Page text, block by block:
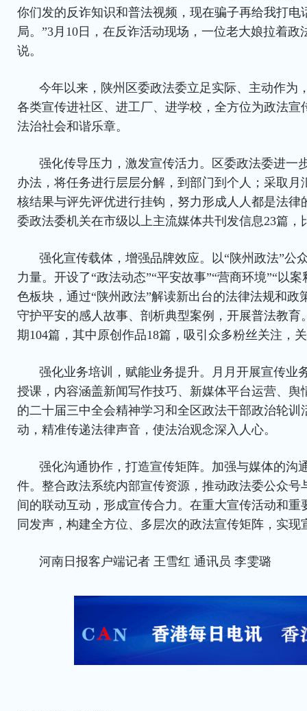
你们发的反诈知识和普法视频，现在骗子再给我打电
局。”3月10日，在反诈活动现场，一位老大娘拉着
说。
今年以来，陕州区委政法委立足实际、主动作为
各类宣传进社区、进工厂、进学校，全方位为政法宣
法治社会和谐乐章。
强化传导压力，激发宣传活力。区委政法委进一
办法，将任务进行层层分解，到部门到个人；采取月
核结果与评先评优进行挂钩，努力形成人人都是法律
委政法委机关在市级以上主流媒体共刊发信息23篇，
强化宣传载体，增强品牌效应。以“陕州政法”公
力量。开设了“政法动态”“平安故事”“营商环境”“以
色板块，通过“陕州政法”解读新出台的法律法规和政
守护平安的感人故事、剖析典型案例，开展普法教育
期104篇，其中原创作品18篇，吸引众多粉丝关注，
强化业务培训，赋能业务提升。月月开展宣传业
授课，内容涵盖新闻写作技巧、新媒体平台运营、舆
的二十届三中全会精神学习和全区政法干部政治轮训
动，精准传递法律声音，使法治观念深入人心。
强化沟通协作，打造宣传矩阵。加强与媒体的沟
件。整合政法系统内部宣传资源，推动政法委公众号
间的联动互动，形成宣传合力。在重大宣传活动和重
同发声，构建全方位、多层次的政法宣传矩阵，实现
河南日报客户端记者 王雪红 通讯员 李雯璐